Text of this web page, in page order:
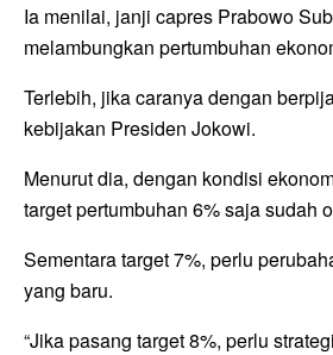
Ia menilai, janji capres Prabowo
melambungkan pertumbuhan
Terlebih, jika caranya dengan
kebijakan Presiden Jokowi.
Menurut dia, dengan kondisi
target pertumbuhan 6% saja sudah
Sementara target 7%, perlu
yang baru.
“Jika pasang target 8%, perlu